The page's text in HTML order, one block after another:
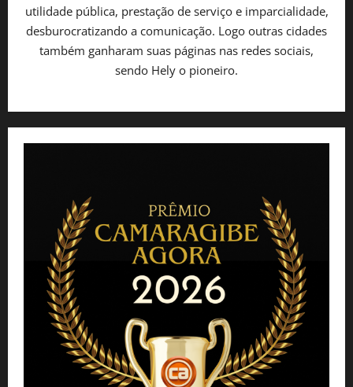
utilidade pública, prestação de serviço e imparcialidade,
desburocratizando a comunicação. Logo outras cidades
também ganharam suas páginas nas redes sociais,
sendo Hely o pioneiro.